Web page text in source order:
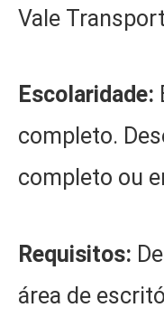
Vale
Escolaridade:
completo.
completo ou
Requisitos:
área de